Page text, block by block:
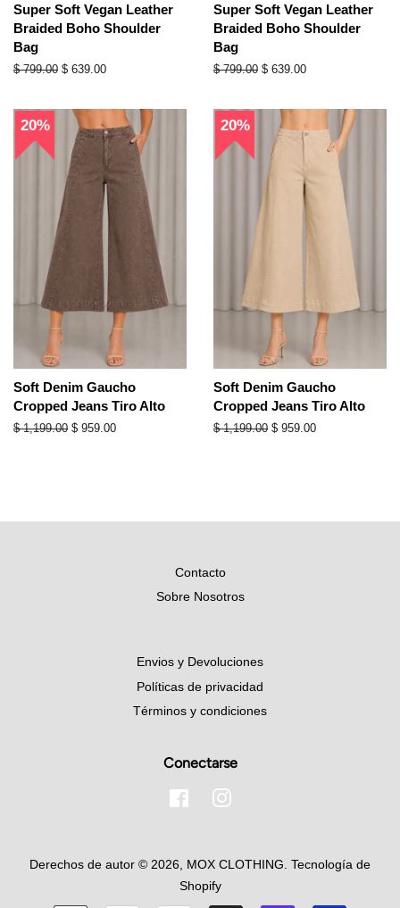
Super Soft Vegan Leather
Braided Boho Shoulder
Bag
Precio
$ 799.00 Precio
$ 639.00
Super Soft Vegan Leather
Braided Boho Shoulder
Bag
Precio
$ 799.00 Precio
$ 639.00
20%
Soft Denim Gaucho
Cropped Jeans Tiro Alto
Precio
$ 1,199.00 Precio
$ 959.00
20%
Soft Denim Gaucho
Cropped Jeans Tiro Alto
Precio
$ 1,199.00 Precio
$ 959.00
Contacto
Sobre Nosotros
Envios y Devoluciones
Políticas de privacidad
Términos y condiciones
Conectarse
Facebook
Derechos de autor © 2026, MOX CLOTHING Tecnología de
Shopify